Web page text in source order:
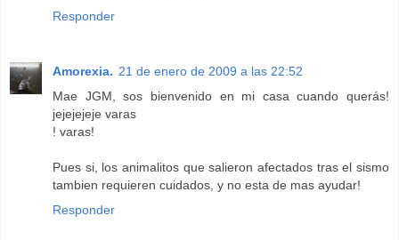
Responder
Amorexia. 21 de enero de 2009 a las 22:52
Mae JGM, sos bienvenido en mi casa cuando querás!
jejejejeje varas
! varas!
Pues si, los animalitos que salieron afectados tras el sismo
tambien requieren cuidados, y no esta de mas ayudar!
Responder